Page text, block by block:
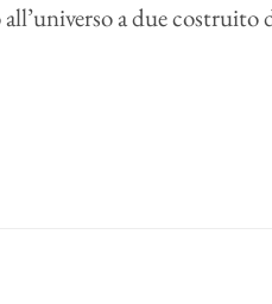
a due